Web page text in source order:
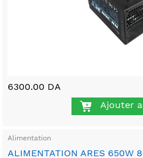
6300.00 DA
Ajouter
Alimentation
ALIMENTATION ARES 650W